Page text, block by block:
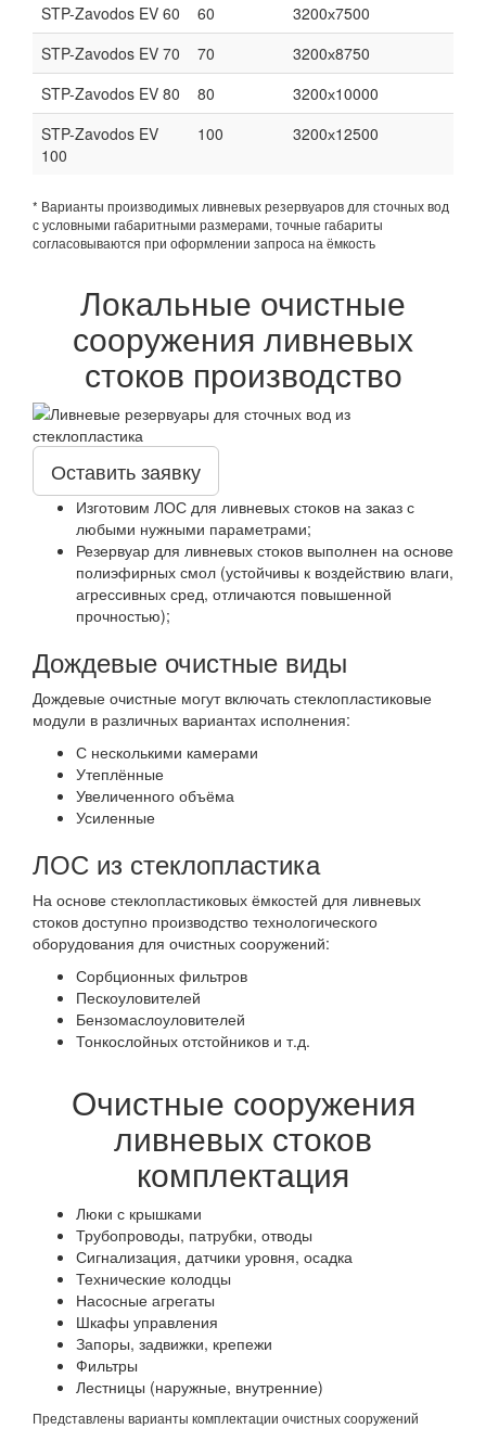
STP-Zavodos EV 60
60
3200х7500
STP-Zavodos EV 70
70
3200х8750
STP-Zavodos EV 80
80
3200х10000
STP-Zavodos EV
100
100 3200х12500
* Варианты производимых ливневых резервуаров для сточных вод
с условными габаритными размерами, точные габариты
согласовываются при оформлении запроса на ёмкость
Локальные очистные
сооружения ливневых
стоков производство
Оставить заявку
Изготовим ЛОС для ливневых стоков на заказ с
любыми нужными параметрами;
Резервуар для ливневых стоков выполнен на основе
полиэфирных смол (устойчивы к воздействию влаги,
агрессивных сред, отличаются повышенной
прочностью);
Дождевые очистные виды
Дождевые очистные могут включать стеклопластиковые
модули в различных вариантах исполнения:
С несколькими камерами
Утеплённые
Увеличенного объёма
Усиленные
ЛОС из стеклопластика
На основе стеклопластиковых ёмкостей для ливневых
стоков доступно производство технологического
оборудования для очистных сооружений:
Сорбционных фильтров
Пескоуловителей
Бензомаслоуловителей
Тонкослойных отстойников и т.д.
Очистные сооружения
ливневых стоков
комплектация
Люки с крышками
Трубопроводы, патрубки, отводы
Сигнализация, датчики уровня, осадка
Технические колодцы
Насосные агрегаты
Шкафы управления
Запоры, задвижки, крепежи
Фильтры
Лестницы (наружные, внутренние)
Представлены варианты комплектации очистных сооружений